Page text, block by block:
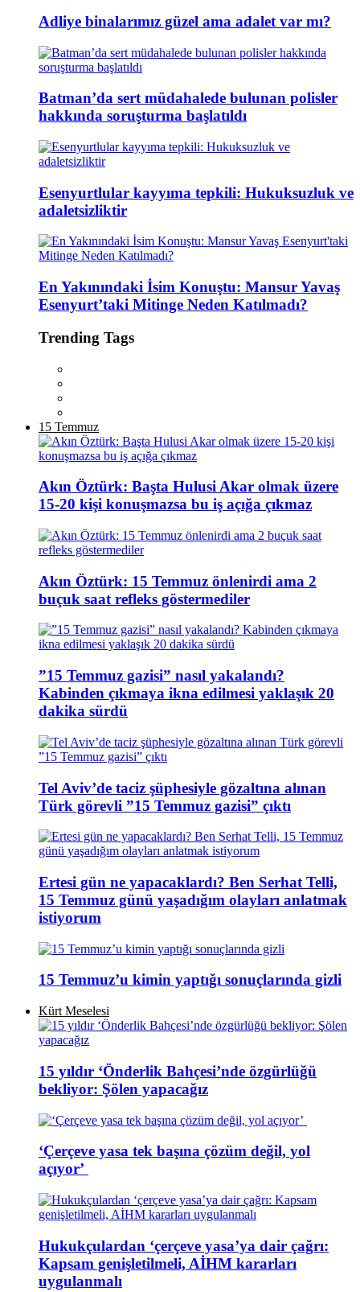
Adliye binalarımız güzel ama adalet var mı?
Batman’da sert müdahalede bulunan polisler
hakkında soruşturma başlatıldı
Esenyurtlular kayyıma tepkili: Hukuksuzluk ve
adaletsizliktir
En Yakınındaki İsim Konuştu: Mansur Yavaş
Esenyurt’taki Mitinge Neden Katılmadı?
Trending Tags
15 Temmuz
Akın Öztürk: Başta Hulusi Akar olmak üzere
15-20 kişi konuşmazsa bu iş açığa çıkmaz
Akın Öztürk: 15 Temmuz önlenirdi ama 2
buçuk saat refleks göstermediler
”15 Temmuz gazisi” nasıl yakalandı?
Kabinden çıkmaya ikna edilmesi yaklaşık 20
dakika sürdü
Tel Aviv’de taciz şüphesiyle gözaltına alınan
Türk görevli ”15 Temmuz gazisi” çıktı
Ertesi gün ne yapacaklardı? Ben Serhat Telli,
15 Temmuz günü yaşadığım olayları anlatmak
istiyorum
15 Temmuz’u kimin yaptığı sonuçlarında gizli
Kürt Meselesi
15 yıldır ‘Önderlik Bahçesi’nde özgürlüğü
bekliyor: Şölen yapacağız
‘Çerçeve yasa tek başına çözüm değil, yol
açıyor’
Hukukçulardan ‘çerçeve yasa’ya dair çağrı:
Kapsam genişletilmeli, AİHM kararları
uygulanmalı